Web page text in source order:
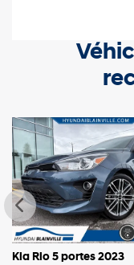
Kia Rio 5 portes 2023